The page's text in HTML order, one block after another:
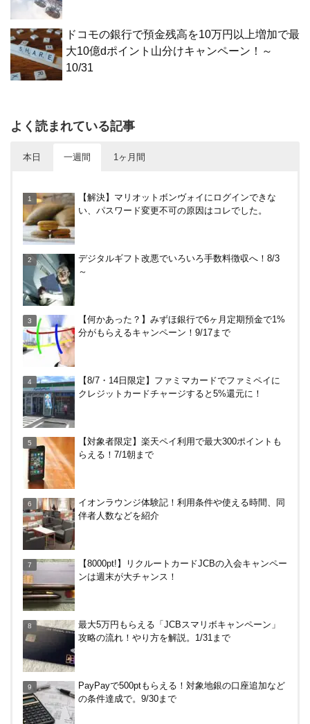
ドコモの銀行で預金残高を10万円以上増加で最
大10億dポイント山分けキャンペーン！～
10/31
よく読まれている記事
本日 一週間 1ヶ月間
け4％増量！Yahoo!ふるさと納税で使おう
り場やメリット・デメリットを解説
や違約金は？
後の対応、仕上がり時間などまとめ
換する方法！重要注意点あり
い、パスワード変更不可の原因はコレでした。
トリ、ビックカメラなど。～7/31
分がもらえるキャンペーン！9/17まで
【解決】マリオットボンヴォイにログインできな
い、パスワード変更不可の原因はコレでした。
デジタルギフト改悪でいろいろ手数料徴収へ！8/3
～
【何かあった？】みずほ銀行で6ヶ月定期預金で1%
分がもらえるキャンペーン！9/17まで
【8/7・14日限定】ファミマカードでファミペイに
クレジットカードチャージすると5%還元に！
【対象者限定】楽天ペイ利用で最大300ポイントも
らえる！7/1朝まで
イオンラウンジ体験記！利用条件や使える時間、同
伴者人数などを紹介
【8000pt!】リクルートカードJCBの入会キャンペー
ンは週末が大チャンス！
最大5万円もらえる「JCBスマリボキャンペーン」
攻略の流れ！やり方を解説。1/31まで
PayPayで500ptもらえる！対象地銀の口座追加など
の条件達成で。9/30まで